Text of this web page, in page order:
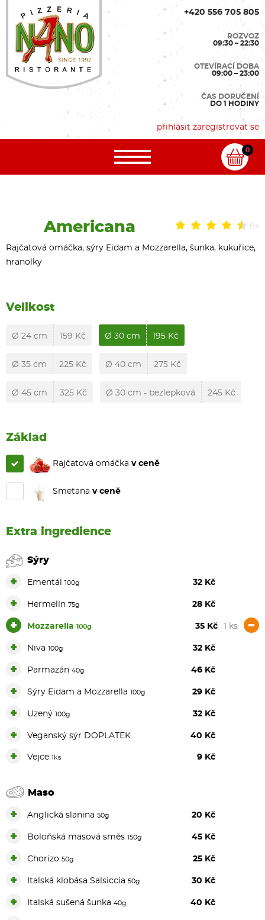
+420 556 705 805
ROZVOZ
09:30 – 22:30
OTEVÍRACÍ DOBA
09:00 – 23:00
ČAS DORUČENÍ
DO 1 HODINY
přihlásit zaregistrovat se
0
6x
Americana
Rajčatová omáčka, sýry Eidam a Mozzarella, šunka, kukuřice,
hranolky
Velikost
Ø 24 cm 159 Kč Ø 30 cm 195 Kč
Ø 35 cm 225 Kč Ø 40 cm 275 Kč
Ø 45 cm 325 Kč Ø 30 cm - bezlepková 245 Kč
Základ
Rajčatová omáčka v ceně
Smetana v ceně
Extra ingredience
Sýry
Ementál 100g 32 Kč
Hermelín 75g 28 Kč
+ Mozzarella 100g 35 Kč 1 ks -
Niva 100g 32 Kč
Parmazán 40g 46 Kč
Sýry Eidam a Mozzarella 100g 29 Kč
Uzený 100g 32 Kč
Veganský sýr DOPLATEK 40 Kč
Vejce 1ks 9 Kč
Maso
Anglická slanina 50g 20 Kč
Boloňská masová směs 150g 45 Kč
Chorizo 50g 25 Kč
Italská klobása Salsiccia 50g 30 Kč
Italská sušená šunka 40g 40 Kč